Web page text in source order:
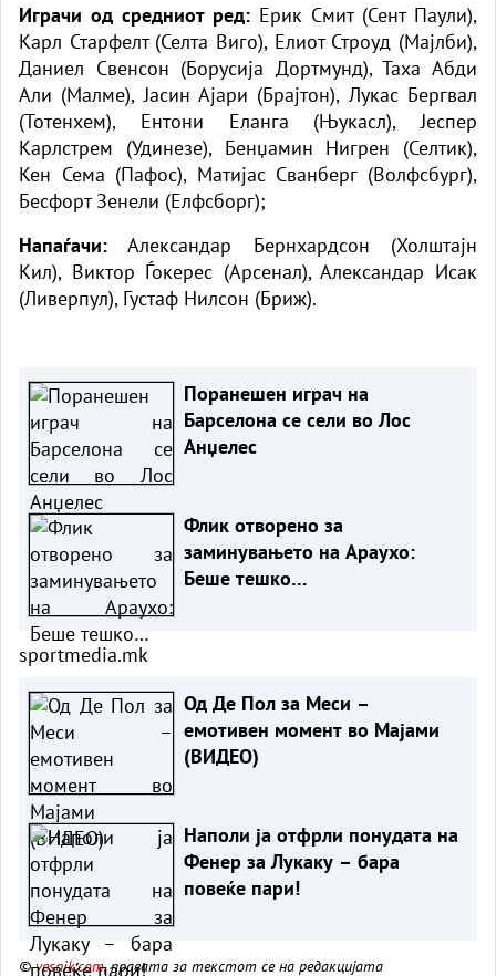
Играчи од средниот ред: Ерик Смит (Сент Паули),
Карл Старфелт (Селта Виго), Елиот Строуд (Мајлби),
Даниел Свенсон (Борусија Дортмунд), Таха Абди
Али (Малме), Јасин Ајари (Брајтон), Лукас Бергвал
(Тотенхем), Ентони Еланга (Њукасл), Јеспер
Карлстрем (Удинезе), Бенџамин Нигрен (Селтик),
Кен Сема (Пафос), Матијас Сванберг (Волфсбург),
Бесфорт Зенели (Елфсборг);
Напаѓачи: Александар Бернхардсон (Холштајн
Кил), Виктор Ѓокерес (Арсенал), Александар Исак
(Ливерпул), Густаф Нилсон (Бриж).
Поранешен играч на
Барселона се сели во Лос
Анџелес
Флик отворено за
заминувањето на Араухо:
Беше тешко…
sportmedia.mk
Од Де Пол за Меси –
емотивен момент во Мајами
(ВИДЕО)
Наполи ја отфрли понудата на
Фенер за Лукаку – бара
повеќе пари!
©vesnik.com, правата за текстот се на редакцијата